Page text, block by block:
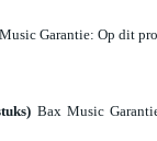
Garantie: Op dit
Bax Music